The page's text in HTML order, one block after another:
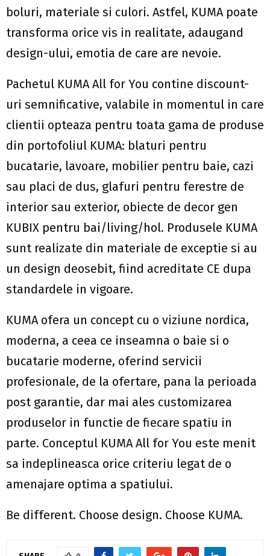
boluri, materiale si culori. Astfel, KUMA poate
transforma orice vis in realitate, adaugand
design-ului, emotia de care are nevoie.
Pachetul KUMA All for You contine discount-
uri semnificative, valabile in momentul in care
clientii opteaza pentru toata gama de produse
din portofoliul KUMA: blaturi pentru
bucatarie, lavoare, mobilier pentru baie, cazi
sau placi de dus, glafuri pentru ferestre de
interior sau exterior, obiecte de decor gen
KUBIX pentru bai/living/hol. Produsele KUMA
sunt realizate din materiale de exceptie si au
un design deosebit, fiind acreditate CE dupa
standardele in vigoare.
KUMA ofera un concept cu o viziune nordica,
moderna, a ceea ce inseamna o baie si o
bucatarie moderne, oferind servicii
profesionale, de la ofertare, pana la perioada
post garantie, dar mai ales customizarea
produselor in functie de fiecare spatiu in
parte. Conceptul KUMA All for You este menit
sa indeplineasca orice criteriu legat de o
amenajare optima a spatiului.
Be different. Choose design. Choose KUMA.